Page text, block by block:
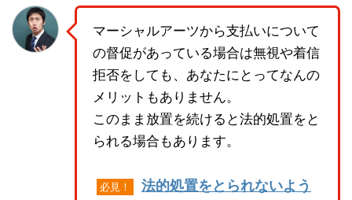
マーシャルアーツから支払いについて
の督促があっている場合は無視や着信
拒否をしても、あなたにとってなんの
メリットもありません。
このまま放置を続けると法的処置をと
られる場合もあります。
必見！
法的処置をとられないよう